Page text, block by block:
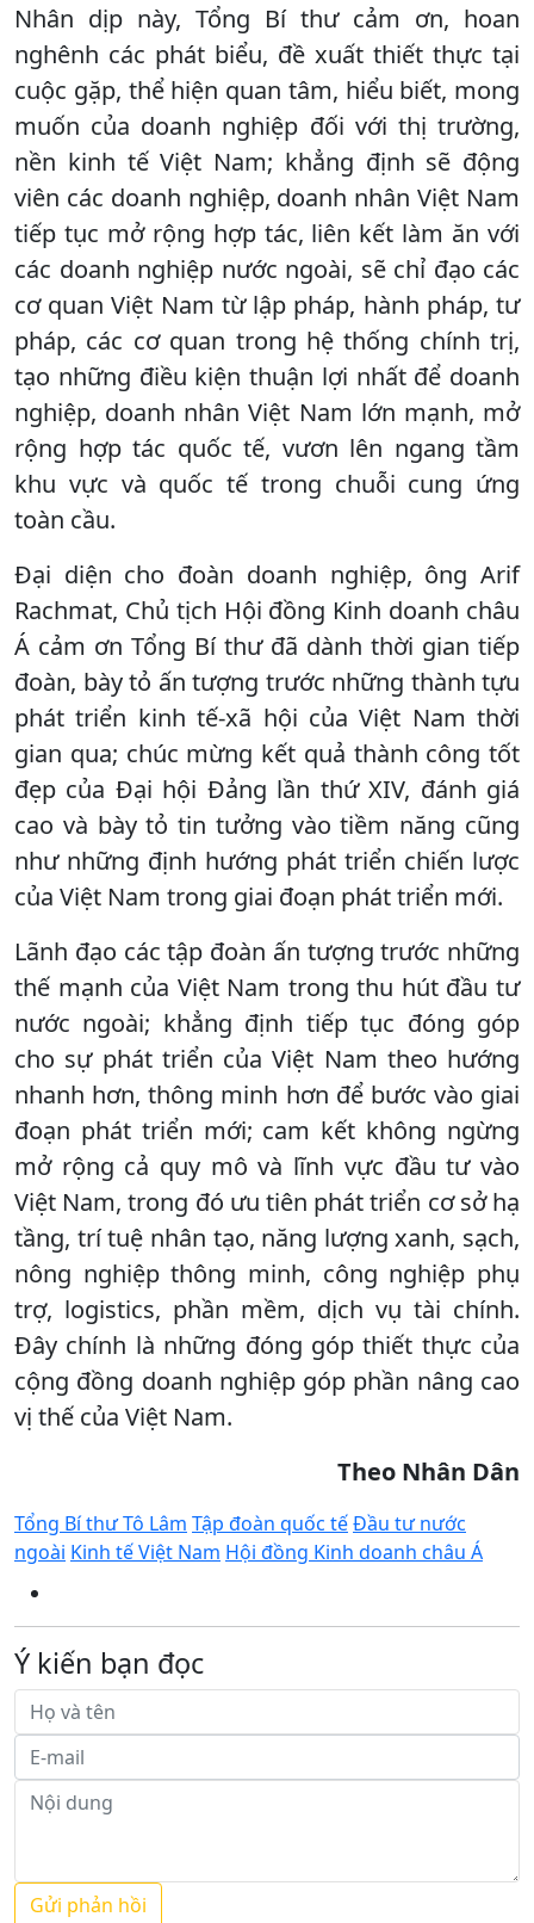
Nhân dịp này, Tổng Bí thư cảm ơn, hoan
nghênh các phát biểu, đề xuất thiết thực tại
cuộc gặp, thể hiện quan tâm, hiểu biết, mong
muốn của doanh nghiệp đối với thị trường,
nền kinh tế Việt Nam; khẳng định sẽ động
viên các doanh nghiệp, doanh nhân Việt Nam
tiếp tục mở rộng hợp tác, liên kết làm ăn với
các doanh nghiệp nước ngoài, sẽ chỉ đạo các
cơ quan Việt Nam từ lập pháp, hành pháp, tư
pháp, các cơ quan trong hệ thống chính trị,
tạo những điều kiện thuận lợi nhất để doanh
nghiệp, doanh nhân Việt Nam lớn mạnh, mở
rộng hợp tác quốc tế, vươn lên ngang tầm
khu vực và quốc tế trong chuỗi cung ứng
toàn cầu.
Đại diện cho đoàn doanh nghiệp, ông Arif
Rachmat, Chủ tịch Hội đồng Kinh doanh châu
Á cảm ơn Tổng Bí thư đã dành thời gian tiếp
đoàn, bày tỏ ấn tượng trước những thành tựu
phát triển kinh tế-xã hội của Việt Nam thời
gian qua; chúc mừng kết quả thành công tốt
đẹp của Đại hội Đảng lần thứ XIV, đánh giá
cao và bày tỏ tin tưởng vào tiềm năng cũng
như những định hướng phát triển chiến lược
của Việt Nam trong giai đoạn phát triển mới.
Lãnh đạo các tập đoàn ấn tượng trước những
thế mạnh của Việt Nam trong thu hút đầu tư
nước ngoài; khẳng định tiếp tục đóng góp
cho sự phát triển của Việt Nam theo hướng
nhanh hơn, thông minh hơn để bước vào giai
đoạn phát triển mới; cam kết không ngừng
mở rộng cả quy mô và lĩnh vực đầu tư vào
Việt Nam, trong đó ưu tiên phát triển cơ sở hạ
tầng, trí tuệ nhân tạo, năng lượng xanh, sạch,
nông nghiệp thông minh, công nghiệp phụ
trợ, logistics, phần mềm, dịch vụ tài chính.
Đây chính là những đóng góp thiết thực của
cộng đồng doanh nghiệp góp phần nâng cao
vị thế của Việt Nam.
Theo Nhân Dân
Tổng Bí thư Tô Lâm Tập đoàn quốc tếĐầu tư nước
ngoài Kinh tế Việt Nam Hội đồng Kinh doanh châu Á
Ý kiến bạn đọc